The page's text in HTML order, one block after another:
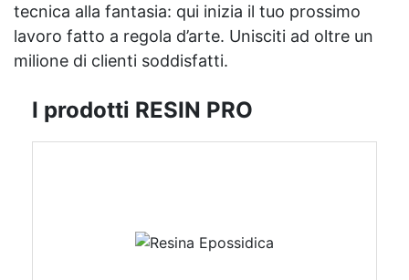
tecnica alla fantasia: qui inizia il tuo prossimo
lavoro fatto a regola d’arte. Unisciti ad oltre un
milione di clienti soddisfatti.
I prodotti RESIN PRO